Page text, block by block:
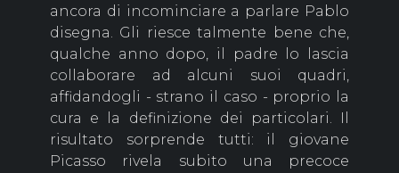
ancora di incominciare a parlare Pablo
disegna. Gli riesce talmente bene che,
qualche anno dopo, il padre lo lascia
collaborare ad alcuni suoi quadri,
affidandogli - strano il caso - proprio la
cura e la definizione dei particolari. Il
risultato sorprende tutti: il giovane
Picasso rivela subito una precoce